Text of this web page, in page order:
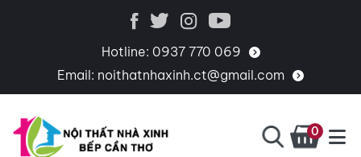
Hotline: 0937 770 069
Email: noithatnhaxinh.ct@gmail.com
0